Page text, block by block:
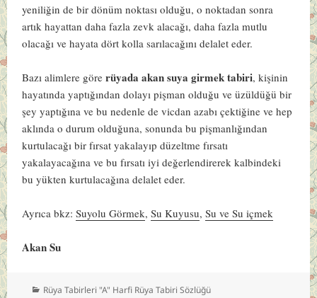
yeniliğin de bir dönüm noktası olduğu, o noktadan sonra
artık hayattan daha fazla zevk alacağı, daha fazla mutlu
olacağı ve hayata dört kolla sarılacağını delalet eder.
Bazı alimlere görerüyada akan suya girmek tabiri, kişinin
hayatında yaptığından dolayı pişman olduğu ve üzüldüğü bir
şey yaptığına ve bu nedenle de vicdan azabı çektiğine ve hep
aklında o durum olduğuna, sonunda bu pişmanlığından
kurtulacağı bir fırsat yakalayıp düzeltme fırsatı
yakalayacağına ve bu fırsatı iyi değerlendirerek kalbindeki
bu yükten kurtulacağına delalet eder.
Ayrıca bkz:Suyolu Görmek,Su Kuyusu,Su ve Su içmek
Akan Su
Kategoriler
Rüya Tabirleri "A" Harfi Rüya Tabiri Sözlüğü